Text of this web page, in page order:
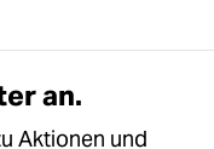
an.
Aktionen und